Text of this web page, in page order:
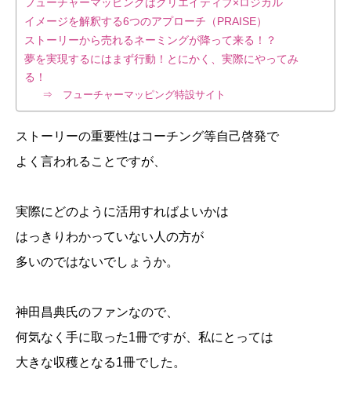
フューチャーマッピングはクリエイティブ×ロジカル
イメージを解釈する6つのアプローチ（PRAISE）
ストーリーから売れるネーミングが降って来る！？
夢を実現するにはまず行動！とにかく、実際にやってみ
る！
⇒ フューチャーマッピング特設サイト
ストーリーの重要性はコーチング等自己啓発で
よく言われることですが、
実際にどのように活用すればよいかは
はっきりわかっていない人の方が
多いのではないでしょうか。
神田昌典氏のファンなので、
何気なく手に取った1冊ですが、私にとっては
大きな収穫となる1冊でした。